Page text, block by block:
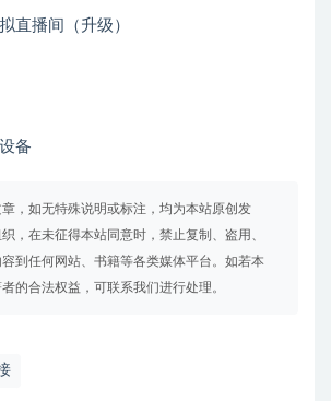
直播间（升级）
备
，如无特殊说明或标注，均为本站原创发
，在未征得本站同意时，禁止复制、盗用、
到任何网站、书籍等各类媒体平台。如若本
的合法权益，可联系我们进行处理。